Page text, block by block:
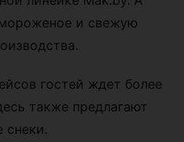
и свежую
гостей ждет более
также предлагают
снеки.